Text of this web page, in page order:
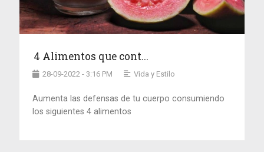
4 Alimentos que cont...
28-09-2022 - 3:16 PM Vida y Estilo
Aumenta las defensas de tu cuerpo consumiendo
los siguientes 4 alimentos